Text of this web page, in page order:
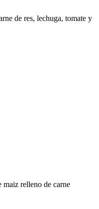
de res, lechuga, tomate y
maiz relleno de carne